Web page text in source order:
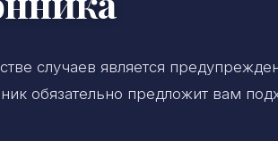
случаев является
обязательно предложит вам